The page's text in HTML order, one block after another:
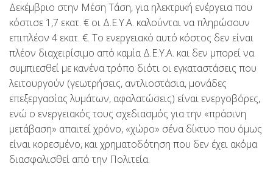
Δεκέμβριο στην Μέση Τάση, για ηλεκτρική ενέργεια που
κόστισε 1,7 εκατ. € οι Δ.Ε.Υ.Α. καλούνται να πληρώσουν
επιπλέον 4 εκατ. €. Το ενεργειακό αυτό κόστος δεν είναι
πλέον διαχειρίσιμο από καμία Δ.Ε.Υ.Α. και δεν μπορεί να
συμπιεσθεί με κανένα τρόπο διότι οι εγκαταστάσεις που
λειτουργούν (γεωτρήσεις, αντλιοστάσια, μονάδες
επεξεργασίας λυμάτων, αφαλατώσεις) είναι ενεργοβόρες,
ενώ ο ενεργειακός τους σχεδιασμός για την «πράσινη
μετάβαση» απαιτεί χρόνο, «χώρο» σ΄ένα δίκτυο που όμως
είναι κορεσμένο, και χρηματοδότηση που δεν έχει ακόμα
διασφαλισθεί από την Πολιτεία.